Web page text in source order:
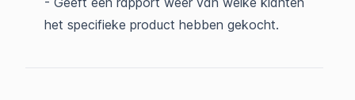
het specifieke product hebben gekocht.